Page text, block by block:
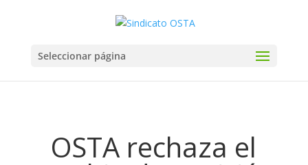
Seleccionar página
OSTA rechaza el